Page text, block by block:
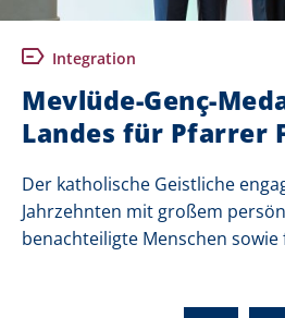
Integration
Mevlüde-Genç-
Landes für Pfarrer
Der katholische Geistliche
Jahrzehnten mit großem
benachteiligte Menschen sowie